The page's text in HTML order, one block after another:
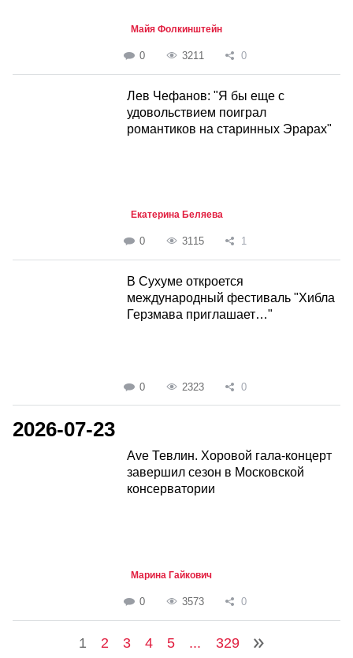
Майя Фолкинштейн
0 3211 0
Лев Чефанов: "Я бы еще с
удовольствием поиграл
романтиков на старинных Эрарах"
Екатерина Беляева
0 3115 1
В Сухуме откроется
международный фестиваль "Хибла
Герзмава приглашает…"
0 2323 0
2026-07-23
Ave Тевлин. Хоровой гала-концерт
завершил сезон в Московской
консерватории
Марина Гайкович
0 3573 0
1 2 3 4 5 ... 329